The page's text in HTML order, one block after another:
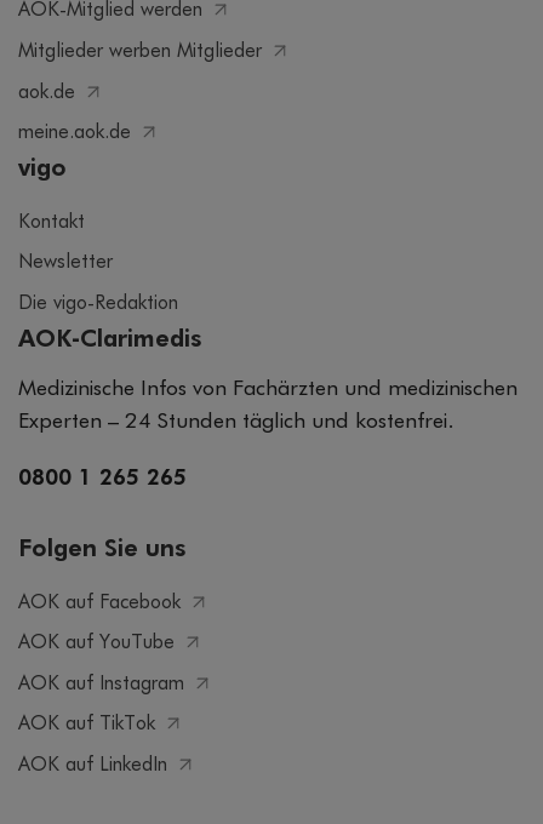
AOK-Mitglied werden
Mitglieder werben Mitglieder
aok.de
meine.aok.de
vigo
Kontakt
Newsletter
Die vigo-Redaktion
AOK-Clarimedis
Medizinische Infos von Fachärzten und medizinischen
Experten – 24 Stunden täglich und kostenfrei.
0800 1 265 265
Folgen Sie uns
AOK auf Facebook
AOK auf YouTube
AOK auf Instagram
AOK auf TikTok
AOK auf LinkedIn